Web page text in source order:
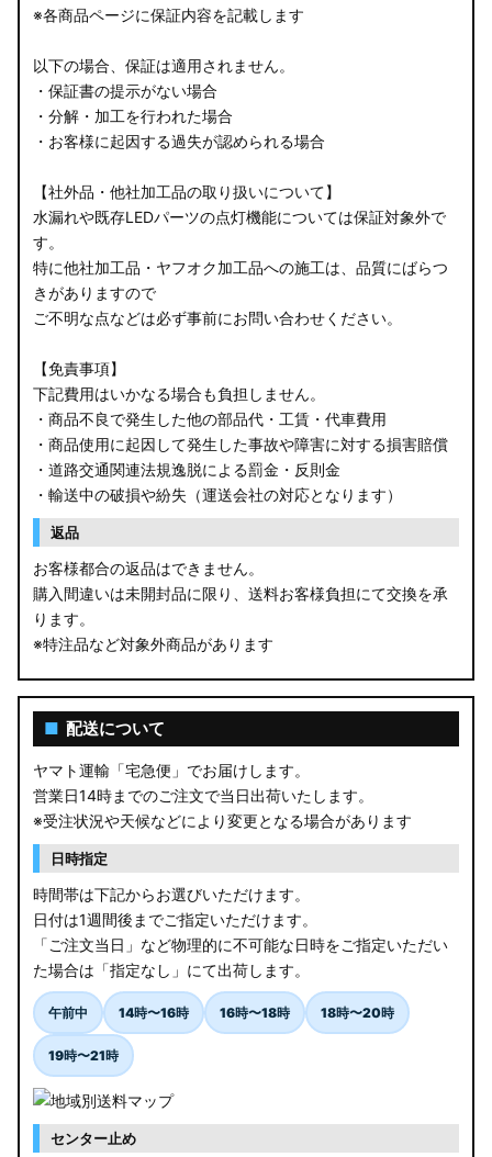
※各商品ページに保証内容を記載します
以下の場合、保証は適用されません。
・保証書の提示がない場合
・分解・加工を行われた場合
・お客様に起因する過失が認められる場合
【社外品・他社加工品の取り扱いについて】
水漏れや既存LEDパーツの点灯機能については保証対象外で
す。
特に他社加工品・ヤフオク加工品への施工は、品質にばらつ
きがありますので
ご不明な点などは必ず事前にお問い合わせください。
【免責事項】
下記費用はいかなる場合も負担しません。
・商品不良で発生した他の部品代・工賃・代車費用
・商品使用に起因して発生した事故や障害に対する損害賠償
・道路交通関連法規逸脱による罰金・反則金
・輸送中の破損や紛失（運送会社の対応となります）
返品
お客様都合の返品はできません。
購入間違いは未開封品に限り、送料お客様負担にて交換を承
ります。
※特注品など対象外商品があります
■ 配送について
ヤマト運輸「宅急便」でお届けします。
営業日14時までのご注文で当日出荷いたします。
※受注状況や天候などにより変更となる場合があります
日時指定
時間帯は下記からお選びいただけます。
日付は1週間後までご指定いただけます。
「ご注文当日」など物理的に不可能な日時をご指定いただい
た場合は「指定なし」にて出荷します。
午前中 14時〜16時 16時〜18時 18時〜20時
19時〜21時
センター止め